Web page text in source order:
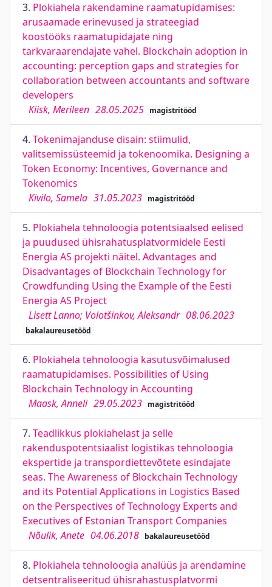
3. Plokiahela rakendamine raamatupidamises:
arusaamade erinevused ja strateegiad
koostööks raamatupidajate ning
tarkvaraarendajate vahel. Blockchain adoption in
accounting: perception gaps and strategies for
collaboration between accountants and software
developers
Kiisk, Merileen 28.05.2025 magistritööd
4. Tokenimajanduse disain: stiimulid,
valitsemissüsteemid ja tokenoomika. Designing a
Token Economy: Incentives, Governance and
Tokenomics
Kivilo, Samela 31.05.2023 magistritööd
5. Plokiahela tehnoloogia potentsiaalsed eelised
ja puudused ühisrahatusplatvormidele Eesti
Energia AS projekti näitel. Advantages and
Disadvantages of Blockchain Technology for
Crowdfunding Using the Example of the Eesti
Energia AS Project
Lisett Lanno; Volotšinkov, Aleksandr 08.06.2023
bakalaureusetööd
6. Plokiahela tehnoloogia kasutusvõimalused
raamatupidamises. Possibilities of Using
Blockchain Technology in Accounting
Maask, Anneli 29.05.2023 magistritööd
7. Teadlikkus plokiahelast ja selle
rakenduspotentsiaalist logistikas tehnoloogia
ekspertide ja transpordiettevõtete esindajate
seas. The Awareness of Blockchain Technology
and its Potential Applications in Logistics Based
on the Perspectives of Technology Experts and
Executives of Estonian Transport Companies
Nõulik, Anete 04.06.2018 bakalaureusetööd
8. Plokiahela tehnoloogia analüüs ja arendamine
detsentraliseeritud ühisrahastusplatvormi